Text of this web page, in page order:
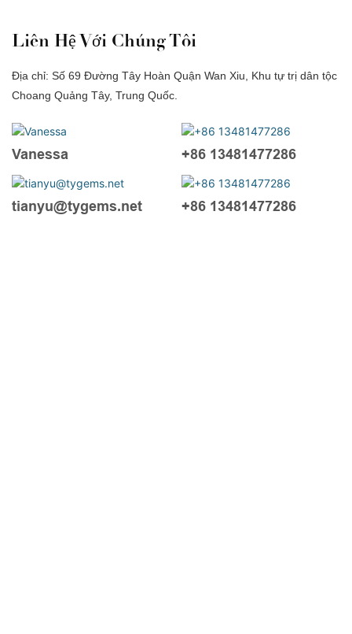
Liên Hệ Với Chúng Tôi
Địa chỉ: Số 69 Đường Tây Hoàn Quận Wan Xiu, Khu tự trị dân tộc
Choang Quảng Tây, Trung Quốc.
Vanessa +86 13481477286
tianyu@tygems.net +86 13481477286